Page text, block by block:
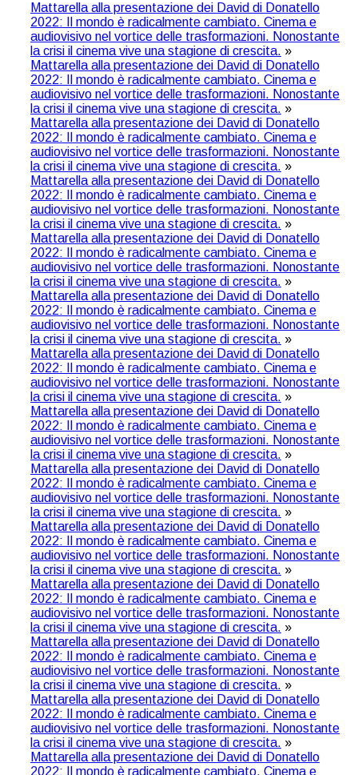
Mattarella alla presentazione dei David di Donatello
2022: Il mondo è radicalmente cambiato. Cinema e
audiovisivo nel vortice delle trasformazioni. Nonostante
la crisi il cinema vive una stagione di crescita. »
Mattarella alla presentazione dei David di Donatello
2022: Il mondo è radicalmente cambiato. Cinema e
audiovisivo nel vortice delle trasformazioni. Nonostante
la crisi il cinema vive una stagione di crescita. »
Mattarella alla presentazione dei David di Donatello
2022: Il mondo è radicalmente cambiato. Cinema e
audiovisivo nel vortice delle trasformazioni. Nonostante
la crisi il cinema vive una stagione di crescita. »
Mattarella alla presentazione dei David di Donatello
2022: Il mondo è radicalmente cambiato. Cinema e
audiovisivo nel vortice delle trasformazioni. Nonostante
la crisi il cinema vive una stagione di crescita. »
Mattarella alla presentazione dei David di Donatello
2022: Il mondo è radicalmente cambiato. Cinema e
audiovisivo nel vortice delle trasformazioni. Nonostante
la crisi il cinema vive una stagione di crescita. »
Mattarella alla presentazione dei David di Donatello
2022: Il mondo è radicalmente cambiato. Cinema e
audiovisivo nel vortice delle trasformazioni. Nonostante
la crisi il cinema vive una stagione di crescita. »
Mattarella alla presentazione dei David di Donatello
2022: Il mondo è radicalmente cambiato. Cinema e
audiovisivo nel vortice delle trasformazioni. Nonostante
la crisi il cinema vive una stagione di crescita. »
Mattarella alla presentazione dei David di Donatello
2022: Il mondo è radicalmente cambiato. Cinema e
audiovisivo nel vortice delle trasformazioni. Nonostante
la crisi il cinema vive una stagione di crescita. »
Mattarella alla presentazione dei David di Donatello
2022: Il mondo è radicalmente cambiato. Cinema e
audiovisivo nel vortice delle trasformazioni. Nonostante
la crisi il cinema vive una stagione di crescita. »
Mattarella alla presentazione dei David di Donatello
2022: Il mondo è radicalmente cambiato. Cinema e
audiovisivo nel vortice delle trasformazioni. Nonostante
la crisi il cinema vive una stagione di crescita. »
Mattarella alla presentazione dei David di Donatello
2022: Il mondo è radicalmente cambiato. Cinema e
audiovisivo nel vortice delle trasformazioni. Nonostante
la crisi il cinema vive una stagione di crescita. »
Mattarella alla presentazione dei David di Donatello
2022: Il mondo è radicalmente cambiato. Cinema e
audiovisivo nel vortice delle trasformazioni. Nonostante
la crisi il cinema vive una stagione di crescita. »
Mattarella alla presentazione dei David di Donatello
2022: Il mondo è radicalmente cambiato. Cinema e
audiovisivo nel vortice delle trasformazioni. Nonostante
la crisi il cinema vive una stagione di crescita. »
Mattarella alla presentazione dei David di Donatello
2022: Il mondo è radicalmente cambiato. Cinema e